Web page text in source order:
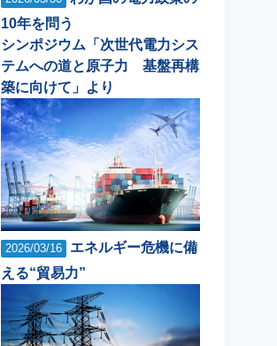
10年を問う
シンポジウム「次世代電力シス
テムへの道と原子力 基盤再構
築に向けて」より
2026/03/16
エネルギー危機に備
える“貿易力”